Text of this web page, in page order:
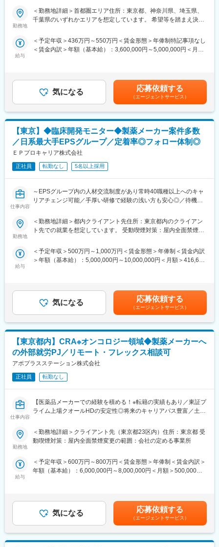
論可能です。）
・転勤は東北・関東などエリア単位内で限定することができ、一
医療機器・製薬メーカーのセールス領域を支援する業種です。自
社の社員を取引先企業に派遣し、派遣先の営業として活躍いただ
■研修体制
プロジェクトごとに異なりますが、同社または配属先のメーカー
にて研修が十分にございます。
プロジェクト配属後もマネージャーが丁寧に支援します。日々の
仕事の悩みやキャリア相談だけでなく、業務に不安がある際など
もしっかりとケアします。業界でも特に支援が手厚いと評判で
す。
◇LINEの企業アカウントから、沿革・事業内容・先輩社員インタ
ビュー等が閲覧可能です◇
Gm8rqdqY
変更の範囲：会社の定める業務
■業務内容
医療機器の営業担当者として、基幹病院などの医師や看護師など
医療従事者の方々と面談を行い、製品に関わる手技や情報提供な
・身につくスキル
専門家へ提案・交渉する力を磨けます。単に説明する力だけでな
■キャリアパス：
志向性や身につけたいスキルに応じて様々なキャリアパスがあり
ます。
・1つの領域（心臓外科や整形外科など）を極める
・複数のプロジェクトに参画して経験を広げる
・本社スタッフ（プロジェクトマネージャー、採用、研修担当）
など、様々な可能性を探ることができるのが大きな魅力です。
能です！配属先メーカーからオファーを受けた場合は、メーカー
直雇用へ転籍するチャンスもあります。
論可能です。）
・転勤は東北・関東などエリア単位内で限定することができ、一
医療機器・製薬メーカーのセールス領域を支援する業種です。自
社の社員を取引先企業に派遣し、派遣先の営業として活躍いただ
■研修体制
プロジェクトごとに異なりますが、同社または配属先のメーカー
にて研修が十分にございます。
プロジェクト配属後もマネージャーが丁寧に支援します。日々の
仕事の悩みやキャリア相談だけでなく、業務に不安がある際など
もしっかりとケアします。業界でも特に支援が手厚いと評判で
す。
◇LINEの企業アカウントから、沿革・事業内容・先輩社員インタ
ビュー等が閲覧可能です◇
Gm8rqdqY
勤務地
＜勤務地詳細＞首都圏エリア住所：東京都、神奈川県、埼玉県、
千葉県のいずれかエリアを想定しています。 希望等を踏まえ決定
業所
給与
＜予定年収＞436万円～550万円＜賃金形態＞年俸制特記事項なし
＜賃金内訳＞年額（基本給）：3,600,000円～5,000,000円＜月額
する可能性があります。月給(月額)は固定手当を含めた表記です。
気になる 応募依頼する
（エージェントサービス）
【東京】◆臨床開発モニター◆製薬メーカー案件多数
／日系最大手EPSグループ／定着率◎フォロー体制◎
ＥＰプロキャリア株式会社
正社員 転勤なし 5名以上採用
仕事内容
～EPSグループ内の人材交流制度があり常時40職種以上へのキャ
リアチェンジ可能／手厚い研修で経験の浅い方も安心◎／待機者
■概要：
当社は、EPSグループの一員として、前身の「イーピーメイト
ています。
直近では外資系製薬メーカーからのご依頼が増えており、グロー
＜当社CRAとして働くメリット3選！＞
（1）豊富な案件数
案件の受託状況は好調で、CRAの稼働率は100%です。プライマ
リーだけでなく、オンコロジー、希少疾患領域なども受託実績が
多く、グローバル試験の経験を積むことができます。
（2）社員の面倒見が良く定着率も◎！
派遣先で働いていても、管理担当と月に1回程度しっかりとご面談
をしていただきますので、現場の悩みや今後のキャリアに関して
も相談することができます。また、社員同士の横のつながりも活
（3）メーカーへの直雇用実績あり！
のもと、直接雇用にて製薬メーカー社員になる方もおります。ご
縁があれば弊社としては前向きに送り出しておりますので、製薬
■EPSグループについて：
グループの総合力を活かして、あらゆる段階で製薬企業・医療機
製薬企業や医療機関の基盤づくりをサポート。これら多様な事業
の相乗効果によって、健康産業の業務を幅広く支援しています。
変更の範囲：会社の定める業務
勤務地
＜勤務地詳細＞都内クライアント先住所：東京都内のクライアン
ト先での就業を想定しています。 受動喫煙対策：屋内全面禁煙変
給与
＜予定年収＞500万円～1,000万円＜賃金形態＞年俸制＜賃金内訳
＞年額（基本給）：5,000,000円～10,000,000円＜月額＞416,666
て上下する可能性があります。月給(月額)は固定手当を含めた表記
です。 気になる 応募依頼する
（エージェントサービス）
【東京都内】CRA※オンコロジー領域◆製薬メーカーへ
の外部就労PJ／リモート・フレックス相談可
アポプラスステーション株式会社
正社員 転勤なし
仕事内容
【医薬品メーカーでの経験を積める！※転籍の実績もあり／東証プ
ライム上場クオールHDの安定性◎将来のキャリアパス豊富／土日
■業務内容：
臨床開発モニターとして、クライアント先にてモニター業務をお
運用するモニタリング、症例報告書チェック・回収、治験終了の
諸手続きなど臨床開発業務全般を行います。外部就労型を通じ、
他プロジェクトでのご提案いたします。
■外部就労プロジェクトについて：
～「配属される」のではなく、「キャリアを選ぶ」CRAへ～
アポプラスステーションの外部就労型CRAは、就業前に派遣先と
勤務地
＜勤務地詳細＞クライアント先（東京都23区内）住所：東京都 受
動喫煙対策：屋内全面禁煙変更の範囲：会社の定める事業所
給与
＜予定年収＞600万円～800万円＜賃金形態＞年俸制＜賃金内訳＞
年額（基本給）：6,000,000円～8,000,000円＜月額＞500,000円
対象外スタッフ職で入社の場合、時間外手当は別途支給されま
す。賃金はあくまでも目安の金額であり、選考を通じて上下する
可能性があります。月給(月額)は固定手当を含めた表記です。
気になる 応募依頼する
（エージェントサービス）